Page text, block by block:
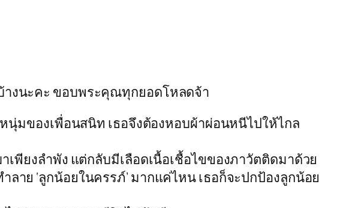
งนะคะ ขอบพระคุณทุกยอดโหลดจ้า
นุ่มของเพื่อนสนิท เธอจึงต้องหอบผ้าผ่อนหนีไปให้ไกล
พียงลำพัง แต่กลับมีเลือดเนื้อเชื้อไขของภาวัตติดมาด้วย
ย ‘ลูกน้อยในครรภ์’ มากแค่ไหน เธอก็จะปกป้องลูกน้อย